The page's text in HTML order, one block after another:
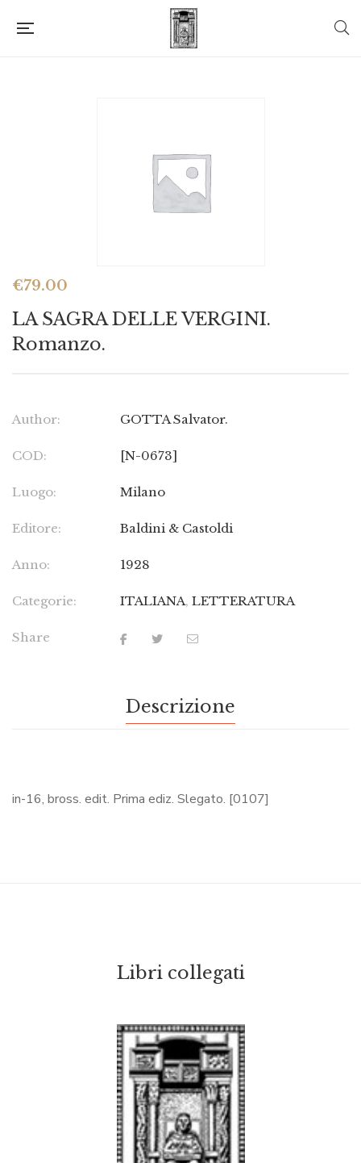
€79.00
LA SAGRA DELLE VERGINI.
Romanzo.
Author: GOTTA Salvator.
COD: [N-0673]
Luogo: Milano
Editore: Baldini & Castoldi
Anno: 1928
Categorie: ITALIANA, LETTERATURA
Share
Descrizione
in-16, bross. edit. Prima ediz. Slegato. [0107]
Libri collegati